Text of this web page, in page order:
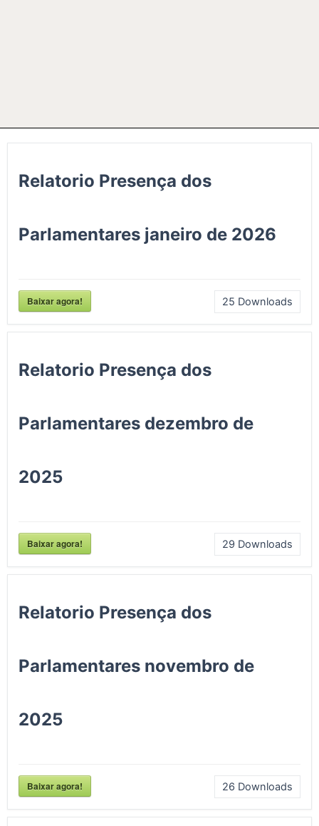
Relatorio Presença dos
Parlamentares janeiro de 2026
Baixar agora! 25 Downloads
Relatorio Presença dos
Parlamentares dezembro de
2025
Baixar agora! 29 Downloads
Relatorio Presença dos
Parlamentares novembro de
2025
Baixar agora! 26 Downloads